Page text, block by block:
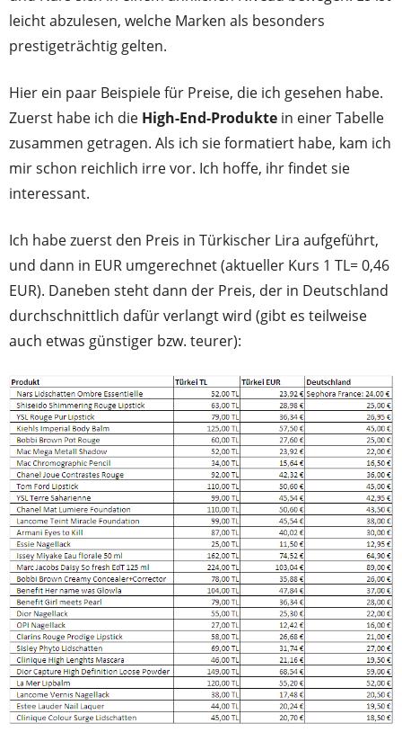
leicht abzulesen, welche Marken als besonders
prestigeträchtig gelten.
Hier ein paar Beispiele für Preise, die ich gesehen habe.
Zuerst habe ich die High-End-Produkte in einer Tabelle
zusammen getragen. Als ich sie formatiert habe, kam ich
mir schon reichlich irre vor. Ich hoffe, ihr findet sie
interessant.
Ich habe zuerst den Preis in Türkischer Lira aufgeführt,
und dann in EUR umgerechnet (aktueller Kurs 1 TL= 0,46
EUR). Daneben steht dann der Preis, der in Deutschland
durchschnittlich dafür verlangt wird (gibt es teilweise
auch etwas günstiger bzw. teurer):